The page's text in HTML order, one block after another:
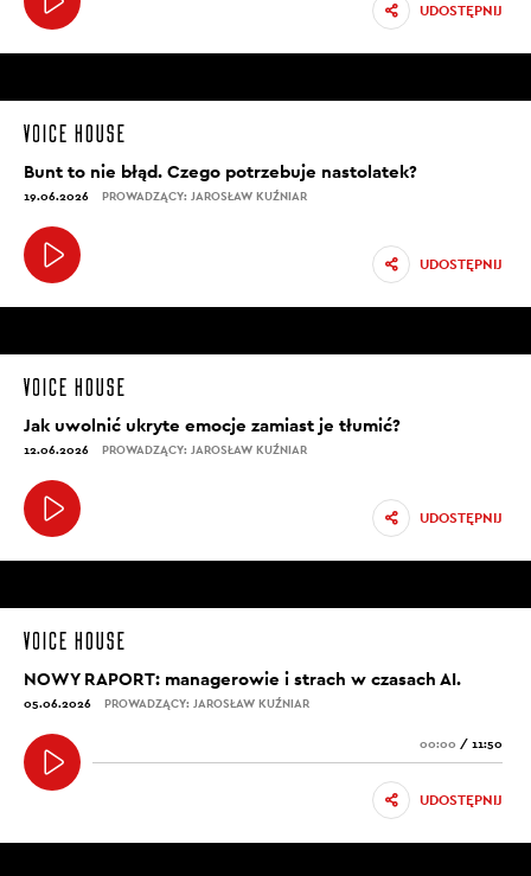
UDOSTĘPNIJ
Bunt to nie błąd. Czego potrzebuje nastolatek?
19.06.2026 PROWADZĄCY: JAROSŁAW KUŹNIAR
UDOSTĘPNIJ
Jak uwolnić ukryte emocje zamiast je tłumić?
12.06.2026 PROWADZĄCY: JAROSŁAW KUŹNIAR
UDOSTĘPNIJ
NOWY RAPORT: managerowie i strach w czasach AI.
05.06.2026 PROWADZĄCY: JAROSŁAW KUŹNIAR
00:00 / 11:50
UDOSTĘPNIJ